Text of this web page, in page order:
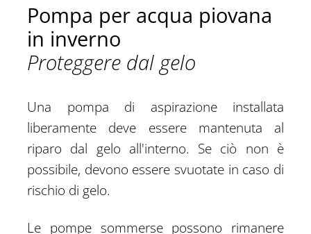
Pompa per acqua piovana
in inverno
Proteggere dal gelo
Una pompa di aspirazione installata
liberamente deve essere mantenuta al
riparo dal gelo all'interno. Se ciò non è
possibile, devono essere svuotate in caso di
rischio di gelo.
Le pompe sommerse possono rimanere